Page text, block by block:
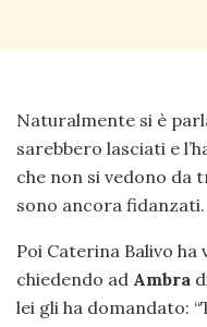
Naturalmente si è
sarebbero lasciati e
che non si vedono da
sono ancora fidanzati.
Poi Caterina Balivo
chiedendo ad Ambra
lei gli ha domandato: